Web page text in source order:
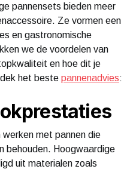
pannensets bieden meer
Ze vormen een
en gastronomische
we de voordelen van
en hoe dit je
het beste pannenadvies:
met pannen die
behouden. Hoogwaardige
uit materialen zoals